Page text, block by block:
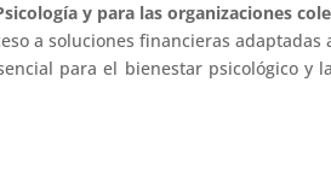
y para las organizaciones
a soluciones financieras adaptadas
para el bienestar psicológico y